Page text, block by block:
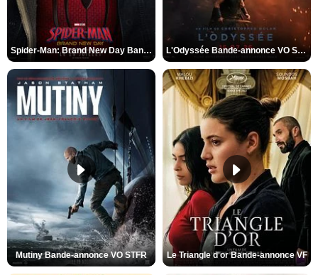
Spider-Man: Brand New Day Bande-annonce VO STFR L'Odyssée Bande-annonce VO STFR
Mutiny Bande-annonce VO STFR Le Triangle d'or Bande-annonce VF